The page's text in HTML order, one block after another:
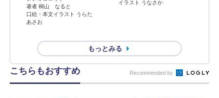
著者 桐山 なると
口絵・本文イラスト うらた
あさお
イラスト うなさか
もっとみる
こちらもおすすめ Recommended by